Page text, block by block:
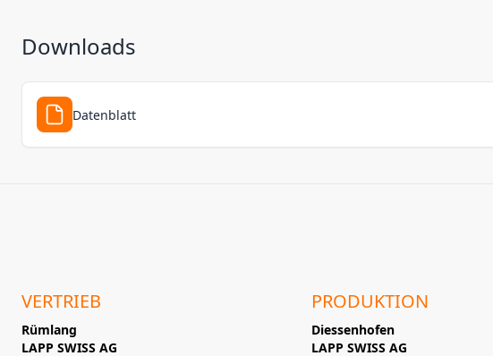
Downloads
Datenblatt
VERTRIEB
Rümlang
LAPP SWISS AG
PRODUKTION
Diessenhofen
LAPP SWISS AG